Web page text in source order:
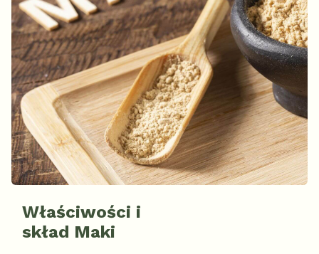
Właściwości i
skład Maki